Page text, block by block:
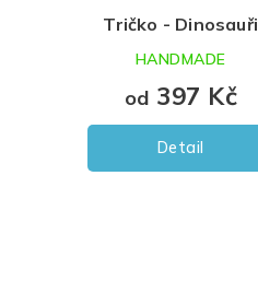
Tričko - Dinosauři
od 397 Kč
Detail
HANDMADE